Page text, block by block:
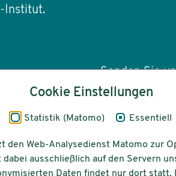
Institut.
Senden Sie
Cookie Einstellungen
Statistik (Matomo) Essentiell
den Web-Analysedienst Matomo zur
dabei ausschließlich auf den Servern
Daten findet nur dort statt,